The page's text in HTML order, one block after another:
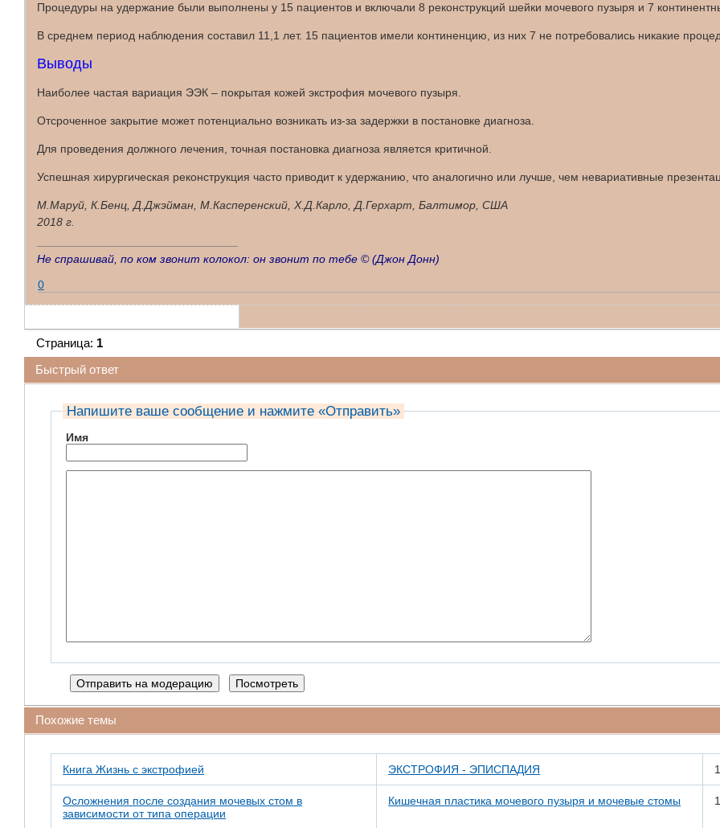
Процедуры на удержание были выполнены у 15 пациентов и включали 8 реконструкций шейки мочевого пузыря и 7
В среднем период наблюдения составил 11,1 лет. 15 пациентов имели континенцию, из них 7 не потребовались никакие
Выводы
Наиболее частая вариация ЭЭК – покрытая кожей экстрофия мочевого пузыря.
Отсроченное закрытие может потенциально возникать из-за задержки в постановке диагноза.
Для проведения должного лечения, точная постановка диагноза является критичной.
Успешная хирургическая реконструкция часто приводит к удержанию, что аналогично или лучше, чем невариативные
М.Маруй, К.Бенц, Д.Джэйман, М.Касперенский, Х.Д.Карло, Д.Герхарт, Балтимор, США
2018 г.
Не спрашивай, по ком звонит колокол: он звонит по тебе © (Джон Донн)
0
Страница: 1
Быстрый ответ
Напишите ваше сообщение и нажмите «Отправить»
Имя
Похожие темы
Книга Жизнь с экстрофией ЭКСТРОФИЯ - ЭПИСПАДИЯ
Осложнения после создания мочевых стом в
зависимости от типа операции
Кишечная пластика мочевого пузыря и мочевые стомы